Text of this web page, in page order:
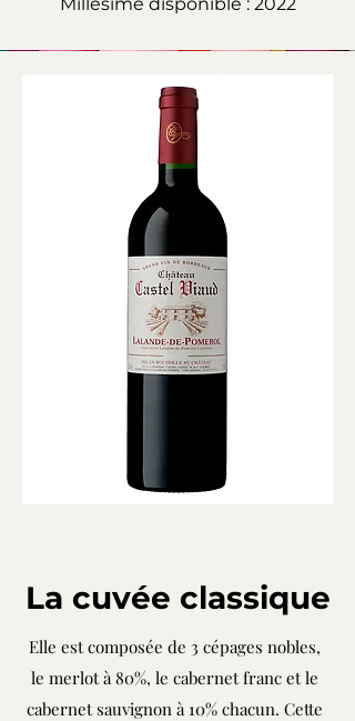
La cuvée classique
Elle est composée de 3 cépages nobles,
le merlot à 80%, le cabernet franc et le
cabernet sauvignon à 10% chacun. Cette